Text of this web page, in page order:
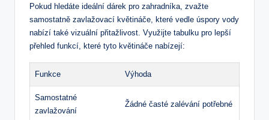
Pokud⁢ hledáte ideální dárek pro zahradníka, zvažte
samostatně ⁣zavlažovací květináče,⁢ které vedle úspory‌ vody
nabízí také vizuální přitažlivost. Využijte tabulku pro lepší
přehled funkcí, které tyto květináče nabízejí:
Funkce Výhoda
Samostatné
zavlažování
Žádné časté⁤ zalévání potřebné